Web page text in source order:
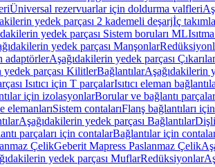
Üniversal rezervuarlar için doldurma valfleri
yedek parçası 2 kademeli deşarjİç
yedek parçası Sistem boruları ML
yedek parçası Manşonlar
adaptörlerAşağıdakilerin yedek parçası
yedek parçası KilitlerBağlantılarAşağıdakilerin
Isıtıcı için T parçalarIsıtıcı eleman
için izolasyonlarBorular ve bağlantı
elemanlarıSistem contalarıFlanş bağlantıları
Aşağıdakilerin yedek parçası BağlantılarDişli
parçaları için contalarBağlantılar için
ÇelikGeberit Mapress Paslanmaz Çelik
yedek parçası MuflarRedüksiyonlar